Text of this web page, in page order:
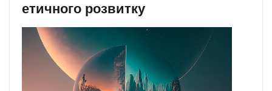
етичного розвитку